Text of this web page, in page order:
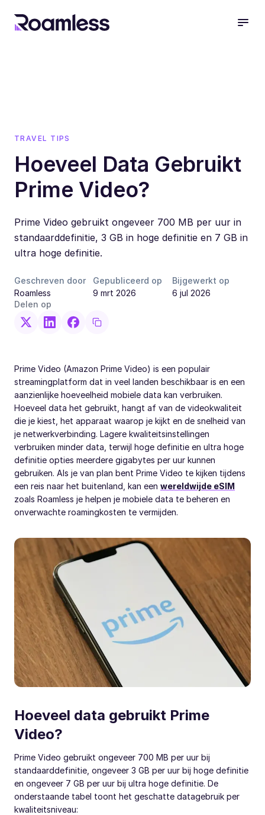
TRAVEL TIPS
Hoeveel Data Gebruikt
Prime Video?
Prime Video gebruikt ongeveer 700 MB per uur in
standaarddefinitie, 3 GB in hoge definitie en 7 GB in
ultra hoge definitie.
Geschreven door
Roamless
Gepubliceerd op
9 mrt 2026
Bijgewerkt op
6 jul 2026
Delen op
Prime Video (Amazon Prime Video) is een populair
streamingplatform dat in veel landen beschikbaar is en een
aanzienlijke hoeveelheid mobiele data kan verbruiken.
Hoeveel data het gebruikt, hangt af van de videokwaliteit
die je kiest, het apparaat waarop je kijkt en de snelheid van
je netwerkverbinding. Lagere kwaliteitsinstellingen
verbruiken minder data, terwijl hoge definitie en ultra hoge
definitie opties meerdere gigabytes per uur kunnen
gebruiken. Als je van plan bent Prime Video te kijken tijdens
een reis naar het buitenland, kan een wereldwijde eSIM
zoals Roamless je helpen je mobiele data te beheren en
onverwachte roamingkosten te vermijden.
Hoeveel data gebruikt Prime
Video?
Prime Video gebruikt ongeveer 700 MB per uur bij
standaarddefinitie, ongeveer 3 GB per uur bij hoge definitie
en ongeveer 7 GB per uur bij ultra hoge definitie. De
onderstaande tabel toont het geschatte datagebruik per
kwaliteitsniveau: